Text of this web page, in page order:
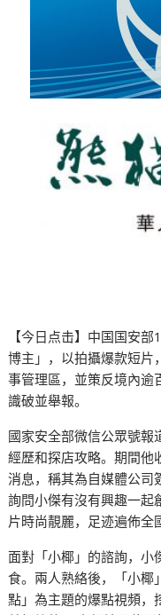
【今日点击】中国国安
博主」，以拍攝爆款短片
事管理區，並策反境內逾
識破並舉報。
國家安全部微信公眾號報
經歷和探店攻略。期間他
消息，稱其為自媒體公司
詢問小傑有沒有興趣一起
片時尚靚麗，足迹遍佈全
面對「小椰」的諮詢，小
食。兩人熟絡後，「小椰
點」為主題的爆點視頻，